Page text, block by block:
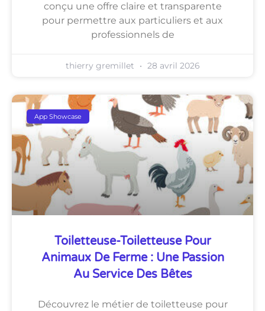
conçu une offre claire et transparente
pour permettre aux particuliers et aux
professionnels de
thierry gremillet 28 avril 2026
App Showcase
Toiletteuse-Toiletteuse Pour
Animaux De Ferme : Une Passion
Au Service Des Bêtes
Découvrez le métier de toiletteuse pour